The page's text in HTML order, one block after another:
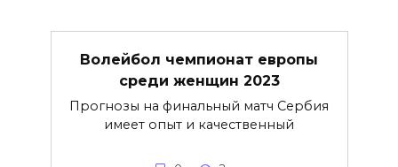
Волейбол чемпионат европы
среди женщин 2023
Прогнозы на финальный матч Сербия
имеет опыт и качественный